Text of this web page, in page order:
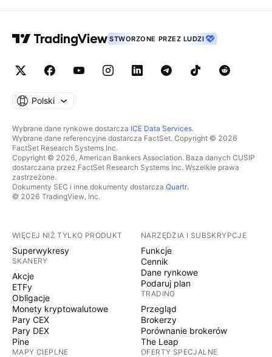
STWORZONE PRZEZ LUDZI
Polski
Wybrane dane rynkowe dostarcza ICE Data Services.
Wybrane dane referencyjne dostarcza FactSet. Copyright © 2026
FactSet Research Systems Inc.
Copyright © 2026, American Bankers Association. Baza danych CUSIP
dostarczana przez FactSet Research Systems Inc. Wszelkie prawa
zastrzeżone.
Dokumenty SEC i inne dokumenty dostarcza Quartr.
© 2026 TradingView, Inc.
WIĘCEJ NIŻ TYLKO PRODUKT
Superwykresy
SKANERY
Akcje
ETFy
Obligacje
Monety kryptowalutowe
Pary CEX
Pary DEX
Pine
MAPY CIEPLNE
NARZĘDZIA I SUBSKRYPCJE
Funkcje
Cennik
Dane rynkowe
Podaruj plan
TRADING
Przegląd
Brokerzy
Porównanie brokerów
The Leap
OFERTY SPECJALNE